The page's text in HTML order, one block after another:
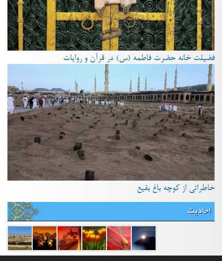
فضیلت خانه حضرت فاطمه (س) در قرآن و روایات
خاطراتی از کوچه باغ بقیع
احادیث